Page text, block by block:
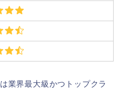
は業界最大級かつトップクラ